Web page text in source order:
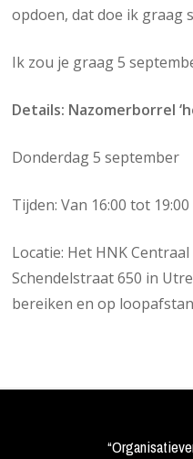
opdoen, dat doe ik graag
Ik zou je graag 5
Details: Nazomerborrel
Donderdag 5 september
Tijden: Van 16:00 tot
Locatie: Het HNK
Schendelstraat 650 in
bereiken en op